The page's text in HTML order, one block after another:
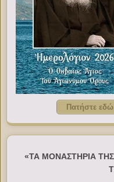
Πατήστε εδώ
«ΤΑ ΜΟΝΑΣΤΗΡΙΑ